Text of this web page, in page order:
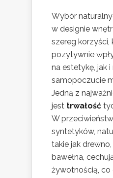
Wybór
w designie
szereg korzyści,
pozytywnie
na estetykę, jak i
samopoczucie
Jedną z
jest trwałość
W
syntetyków,
takie jak
bawełna,
żywotnością, co